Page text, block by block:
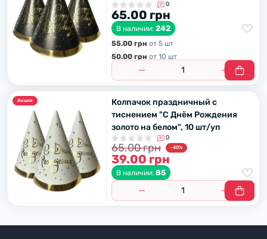
0
65.00 грн
В наличии: 242
55.00 грн от 5 шт
50.00 грн от 10 шт
Акция
Колпачок праздничный с
тиснением "С Днём Рождения
золото на белом", 10 шт/уп
0
65.00 грн -40%
39.00 грн
В наличии: 85